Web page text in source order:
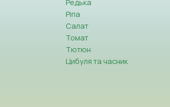
Редька
Ріпа
Салат
Томат
Тютюн
Цибуля та часник